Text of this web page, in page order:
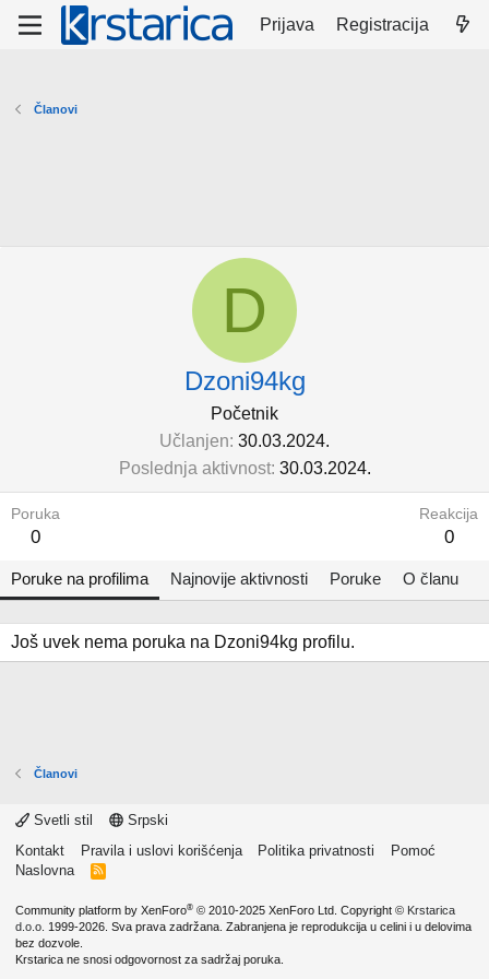
Prijava Registracija
Članovi
D
Dzoni94kg
Početnik
Učlanjen 30.03.2024.
Poslednja aktivnost 30.03.2024.
Poruka
0
Reakcija
0
Poruke na profilima Najnovije aktivnosti Poruke O članu
Još uvek nema poruka na Dzoni94kg profilu.
Članovi
Svetli stil
Srpski
Kontakt
Pravila i uslovi korišćenja Politika privatnosti
Pomoć
Naslovna
R
Community platform by XenForo® © 2010-2025 XenForo Ltd. Copyright © Krstarica
d.o.o. 1999-2026. Sva prava zadržana. Zabranjena je reprodukcija u celini i u delovima
bez dozvole.
Krstarica ne snosi odgovornost za sadržaj poruka.